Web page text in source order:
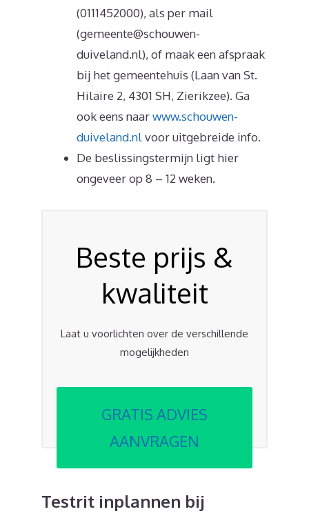
(0111452000), als per mail
(gemeente@schouwen-
duiveland.nl), of maak een afspraak
bij het gemeentehuis (Laan van St.
Hilaire 2, 4301 SH, Zierikzee). Ga
ook eens naarwww.schouwen-
duiveland.nlvoor uitgebreide info.
De beslissingstermijn ligt hier
ongeveer op 8 – 12 weken.
Beste prijs &
kwaliteit
Laat u voorlichten over de verschillende
mogelijkheden
GRATIS ADVIES
AANVRAGEN
Testrit inplannen bij